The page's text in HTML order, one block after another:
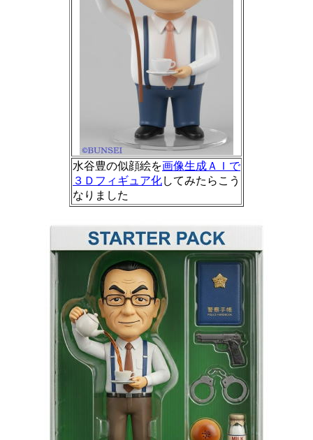
水谷豊の似顔絵を画像生成ＡＩで
３Ｄフィギュア化してみたらこう
なりました